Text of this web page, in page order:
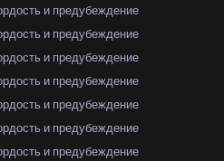
и предубеждение
и предубеждение
и предубеждение
и предубеждение
и предубеждение
и предубеждение
и предубеждение